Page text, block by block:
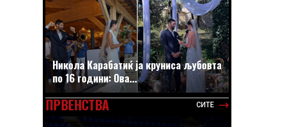
Никола Карабатиќ ја круниса љубовта
по 16 години: Ова...
ПРВЕНСТВА СИТЕ